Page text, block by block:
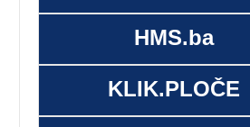
HMS.ba
KLIK.PLOČE